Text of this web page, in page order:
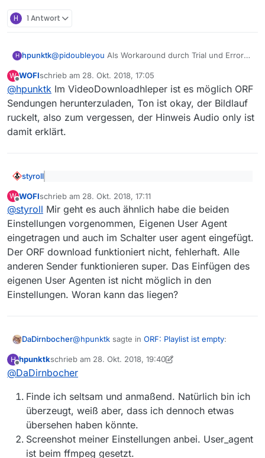
H 1 Antwort
H hpunktk@pidoubleyou Als Workaround durch Trial und Error
Die URL aus MV kopiert (endet mit …
mp4/playlist.m3u8) und im Firefox aufgerufen
Den angebotenen Download NICHT
Im VideoDownloadHelper wird ein Objekt
Kaum Ahnung, was da technisch dahintersteckt, bzw.
ob und wie man das automatisieren bzw. in MV
verwenden könnte. Das ist wohl Sache der Gurus.
W
Offline
WOFIschrieb am 28. Okt. 2018, 17:05
zuletzt editiert von
@hpunktk Im VideoDownloadhleper ist es möglich ORF
Sendungen herunterzuladen, Ton ist okay, der Bildlauf
ruckelt, also zum vergessen, der Hinweis Audio only ist
damit erklärt.
styroll
Versuch eines ORF-Programmes (aus AT) nichts
und nach einiger Zeit eine Fehlermeldung (ohne
Da müsstest schon mal konkret werden…
W
Offline
WOFIschrieb am 28. Okt. 2018, 17:11
zuletzt editiert von
@styroll Mir geht es auch ähnlich habe die beiden
Einstellungen vorgenommen, Eigenen User Agent
eingetragen und auch im Schalter user agent eingefügt.
Der ORF download funktioniert nicht, fehlerhaft. Alle
anderen Sender funktionieren super. Das Einfügen des
eigenen User Agenten ist nicht möglich in den
Einstellungen. Woran kann das liegen?
DaDirnbocher@hpunktk sagte in ORF: Playlist ist empty:
Set ‘Mac Speichern’) gemacht zu haben.
Bei mir klappts.
Du könntest - in dieser Reihenfolge - folgendes
machen:
Du solltest Dich überzeugen, ob Du die
richtigen Einstellungen (siehe z.B. den
H
Offline
hpunktkschrieb am 28. Okt. 2018, 19:40
zuletzt editiert von hpunktk
@DaDirnbocher
Finde ich seltsam und anmaßend. Natürlich bin ich
überzeugt, weiß aber, dass ich dennoch etwas
übersehen haben könnte.
Screenshot meiner Einstellungen anbei. User_agent
ist beim ffmpeg gesetzt.